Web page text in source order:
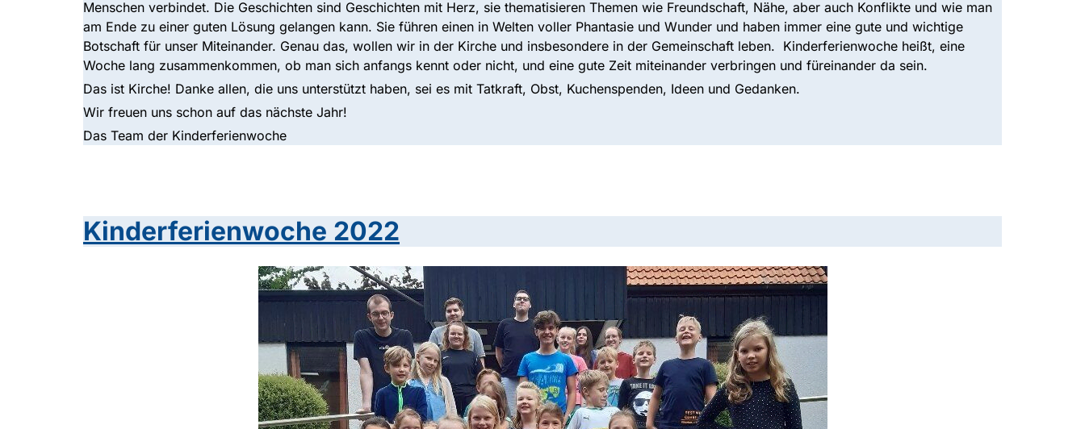
Menschen verbindet. Die Geschichten sind Geschichten mit Herz, sie thematisieren Themen wie Freundschaft, Nähe, aber auch Konflikte und wie man
am Ende zu einer guten Lösung gelangen kann. Sie führen einen in Welten voller Phantasie und Wunder und haben immer eine gute und wichtige
Botschaft für unser Miteinander. Genau das, wollen wir in der Kirche und insbesondere in der Gemeinschaft leben. Kinderferienwoche heißt, eine
Woche lang zusammenkommen, ob man sich anfangs kennt oder nicht, und eine gute Zeit miteinander verbringen und füreinander da sein.
Das ist Kirche! Danke allen, die uns unterstützt haben, sei es mit Tatkraft, Obst, Kuchenspenden, Ideen und Gedanken.
Wir freuen uns schon auf das nächste Jahr!
Das Team der Kinderferienwoche
Kinderferienwoche 2022